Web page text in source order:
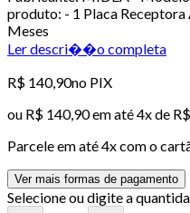
produto: - 1 Placa
Meses
Ler descri��o completa
R$ 140,90no PIX
ou R$ 140,90em até4x de
Parcele em até4x com o
Ver mais formas de pagamento
Selecione ou digite a